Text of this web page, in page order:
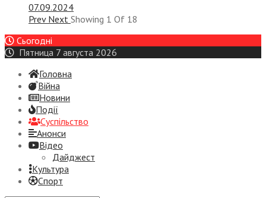
07.09.2024
Prev Next Showing 1 Of 18
Сьогодні
Пятница 7 августа 2026
Головна
Війна
Новини
Події
Суспiльство
Анонси
Відео
Дайджест
Культура
Спорт